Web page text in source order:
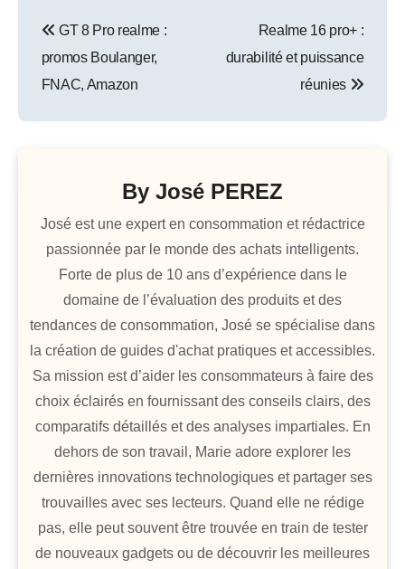
de
l’article
GT 8 Pro realme :
promos Boulanger,
FNAC, Amazon
Realme 16 pro+ :
durabilité et puissance
réunies
By José PEREZ
José est une expert en consommation et rédactrice
passionnée par le monde des achats intelligents.
Forte de plus de 10 ans d’expérience dans le
domaine de l’évaluation des produits et des
tendances de consommation, José se spécialise dans
la création de guides d'achat pratiques et accessibles.
Sa mission est d’aider les consommateurs à faire des
choix éclairés en fournissant des conseils clairs, des
comparatifs détaillés et des analyses impartiales. En
dehors de son travail, Marie adore explorer les
dernières innovations technologiques et partager ses
trouvailles avec ses lecteurs. Quand elle ne rédige
pas, elle peut souvent être trouvée en train de tester
de nouveaux gadgets ou de découvrir les meilleures